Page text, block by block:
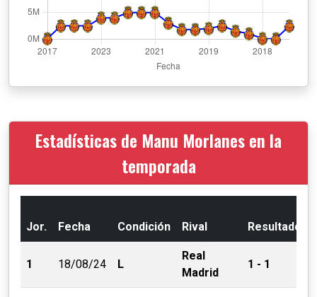
Estadísticas de Manu Morlanes en la
temporada
Jor. Fecha Condición Rival Resultado
1 18/08/24 L
Real
Madrid
1 - 1